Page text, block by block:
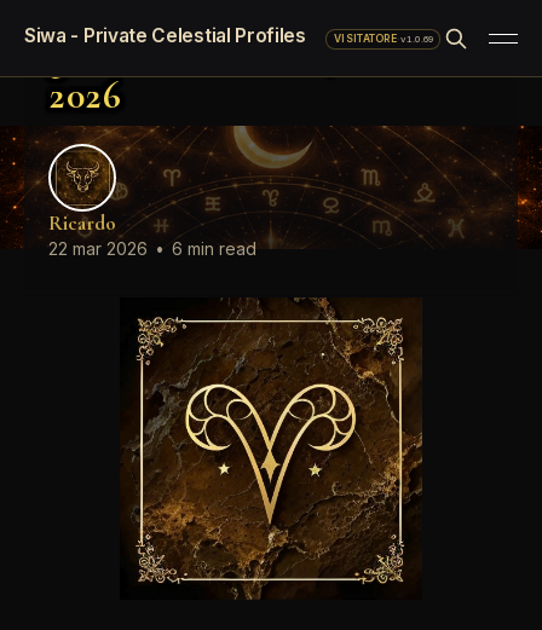
Siwa - Private Celestial Profiles VISITATORE·v1.0.69
Oroscopo LinkedIn del
giorno Domenica, 22 Marzo
2026
Ricardo
22 mar 2026 • 6 min read